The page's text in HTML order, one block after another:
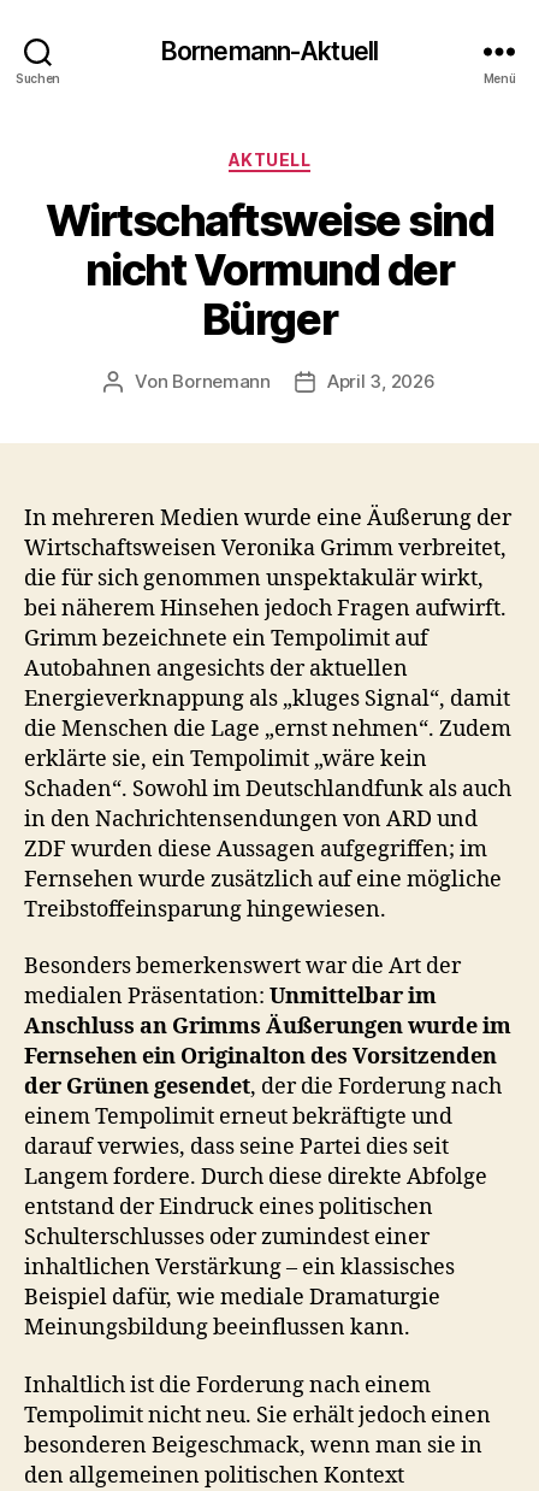
Suchen
Bornemann-Aktuell
Menü
Kategorien
AKTUELL
Wirtschaftsweise sind
nicht Vormund der
Bürger
Beitragsautor
Von Bornemann Veröffentlichungsdatum
April 3, 2026
In mehreren Medien wurde eine Äußerung der
Wirtschaftsweisen Veronika Grimm verbreitet,
die für sich genommen unspektakulär wirkt,
bei näherem Hinsehen jedoch Fragen aufwirft.
Grimm bezeichnete ein Tempolimit auf
Autobahnen angesichts der aktuellen
Energieverknappung als „kluges Signal“, damit
die Menschen die Lage „ernst nehmen“. Zudem
erklärte sie, ein Tempolimit „wäre kein
Schaden“. Sowohl im Deutschlandfunk als auch
in den Nachrichtensendungen von ARD und
ZDF wurden diese Aussagen aufgegriffen; im
Fernsehen wurde zusätzlich auf eine mögliche
Treibstoffeinsparung hingewiesen.
Besonders bemerkenswert war die Art der
medialen Präsentation: Unmittelbar im
Anschluss an Grimms Äußerungen wurde im
Fernsehen ein Originalton des Vorsitzenden
der Grünen gesendet, der die Forderung nach
einem Tempolimit erneut bekräftigte und
darauf verwies, dass seine Partei dies seit
Langem fordere. Durch diese direkte Abfolge
entstand der Eindruck eines politischen
Schulterschlusses oder zumindest einer
inhaltlichen Verstärkung – ein klassisches
Beispiel dafür, wie mediale Dramaturgie
Meinungsbildung beeinflussen kann.
Inhaltlich ist die Forderung nach einem
Tempolimit nicht neu. Sie erhält jedoch einen
besonderen Beigeschmack, wenn man sie in
den allgemeinen politischen Kontext